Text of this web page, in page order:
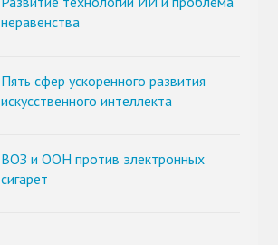
неравенства
Пять сфер ускоренного развития
искусственного интеллекта
ВОЗ и ООН против электронных
сигарет